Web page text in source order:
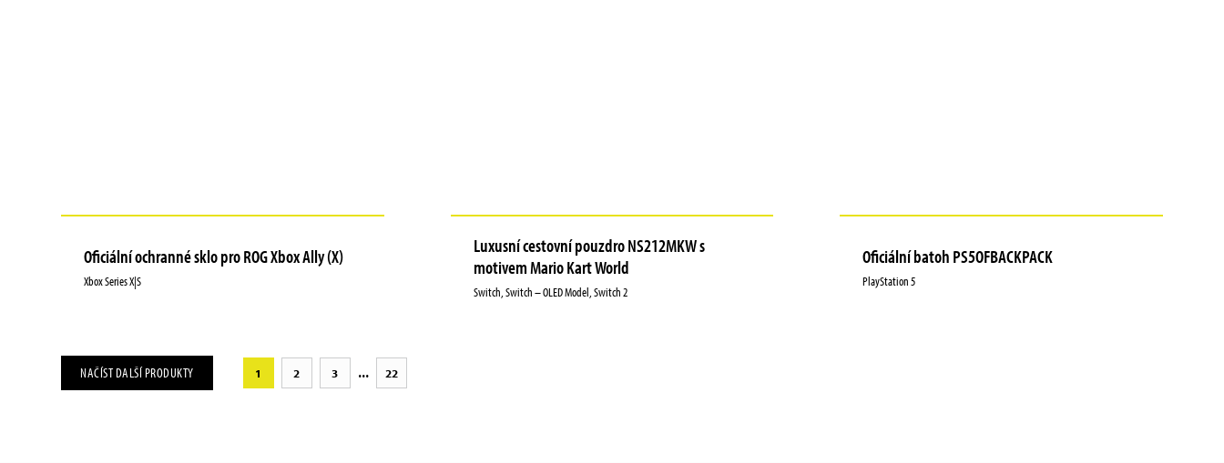
Oficiální ochranné sklo pro ROG Xbox Ally (X)
Xbox Series X|S
Luxusní cestovní pouzdro NS212MKW s
motivem Mario Kart World
Switch, Switch – OLED Model, Switch 2
Oficiální batoh PS5OFBACKPACK
PlayStation 5
NAČÍST DALŠÍ PRODUKTY 1 2 3 ... 22